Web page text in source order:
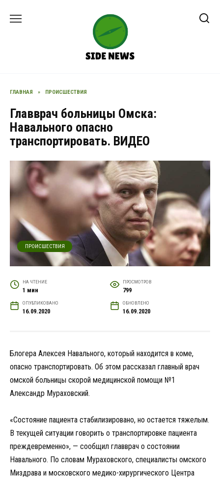
ГЛАВНАЯ » ПРОИСШЕСТВИЯ
Главврач больницы Омска:
Навального опасно
транспортировать. ВИДЕО
ПРОИСШЕСТВИЯ
НА ЧТЕНИЕ
1 мин
ПРОСМОТРОВ
799
ОПУБЛИКОВАНО
16.09.2020
ОБНОВЛЕНО
16.09.2020
Блогера Алексея Навального, который находится в коме,
опасно транспортировать. Об этом рассказал главный врач
омской больницы скорой медицинской помощи №1
Александр Мураховский.
«Состояние пациента стабилизировано, но остается тяжелым.
В текущей ситуации говорить о транспортировке пациента
преждевременно», — сообщил главврач о состоянии
Навального. По словам Мураховского, специалисты омского
Миздрава и московского медико-хирургического Центра